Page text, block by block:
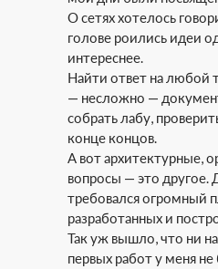
О сетях хотелось
голове роились идеи
интереснее.
Найти ответ на любой
— несложно —
собрать лабу,
конце концов.
А вот архитектурные,
вопросы — это другое.
требовался огромный
разработанных и
Так уж вышло, что ни
первых работ у меня